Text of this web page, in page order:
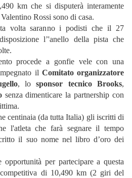
km che si disputerà interamente
Rossi sono di casa.
volta saranno i podisti che il 27
l’'anello della pista che
procede a gonfie vele con una
il Comitato organizzatore
, losponsor tecnico Brooks,
senza dimenticare la partnership con
centinaia (da tutta Italia) gli iscritti di
l'atleta che farà segnare il tempo
il suo nome nel libro d’oro dei
per partecipare a questa
di 10,490 km (2 giri del